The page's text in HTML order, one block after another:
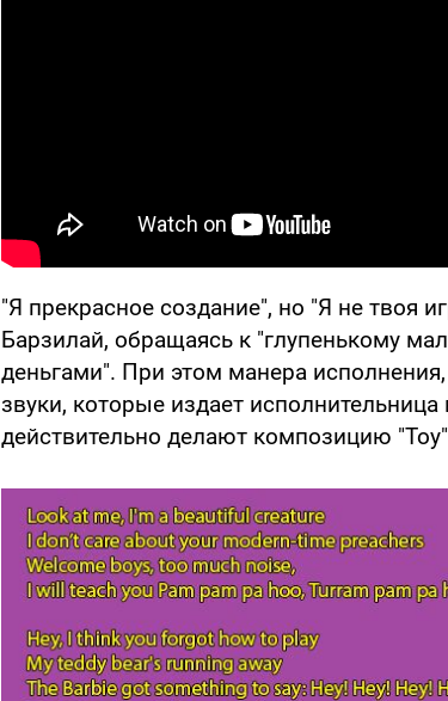
"Я прекрасное создание", но "Я не твоя
Барзилай, обращаясь к "глупенькому
деньгами". При этом манера
звуки, которые издает
действительно делают композицию